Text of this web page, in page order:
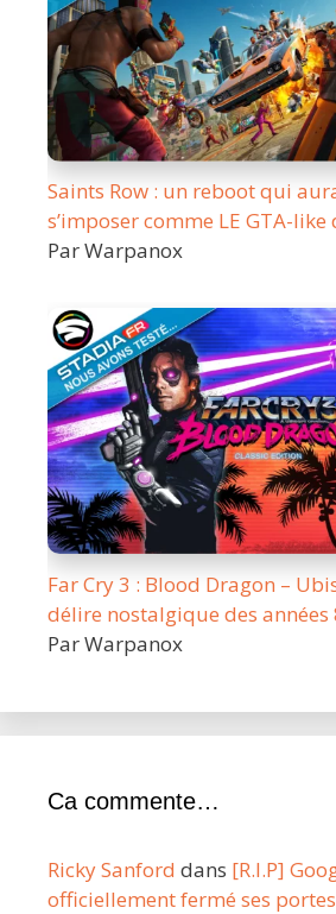
Saints Row : un reboot qui
s’imposer comme LE GTA-
Par Warpanox
Far Cry 3 : Blood Dragon –
délire nostalgique des années
Par Warpanox
Ca commente…
Ricky Sanford dans [R.I.P]
officiellement fermé ses